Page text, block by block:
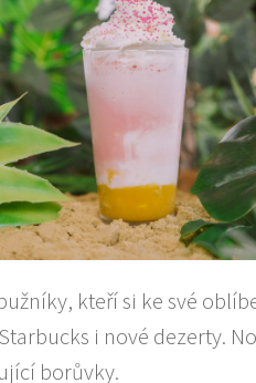
kteří si ke své
i nové dezerty.
borůvky.